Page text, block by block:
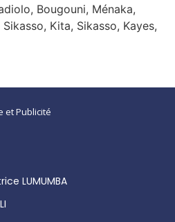
Bougouni, Ménaka,
Kita, Sikasso, Kayes,
et Publicité
LUMUMBA